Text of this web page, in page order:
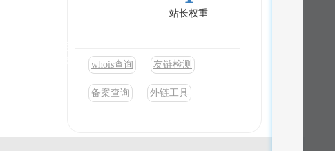
份证实名核验
站长权重
whois查询 友链检测
备案查询 外链工具